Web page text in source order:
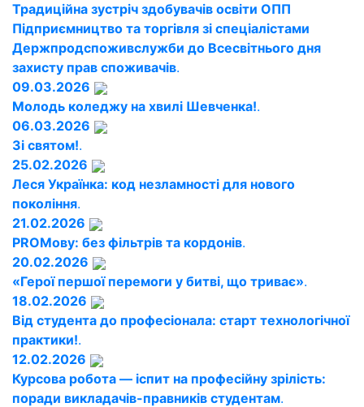
Традиційна зустріч здобувачів освіти ОПП
Підприємництво та торгівля зі спеціалістами
Держпродспоживслужби до Всесвітнього дня
захисту прав споживачів.
09.03.2026
Молодь коледжу на хвилі Шевченка!.
06.03.2026
Зі святом!.
25.02.2026
Леся Українка: код незламності для нового
покоління.
21.02.2026
PROМову: без фільтрів та кордонів.
20.02.2026
«Герої першої перемоги у битві, що триває».
18.02.2026
Від студента до професіонала: старт технологічної
практики!.
12.02.2026
Курсова робота — іспит на професійну зрілість:
поради викладачів-правників студентам.